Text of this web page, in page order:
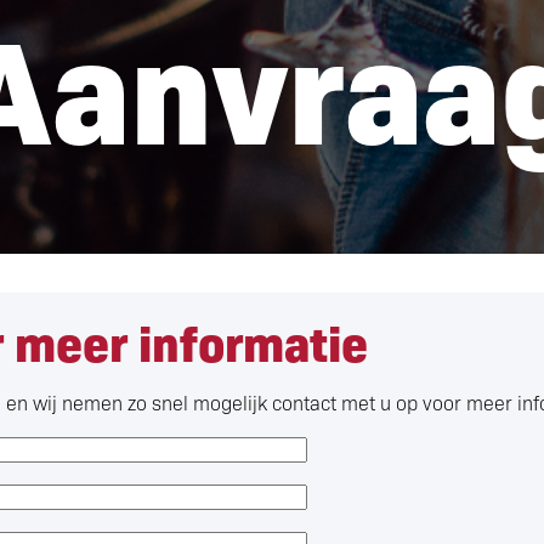
meer informatie
wij nemen zo snel mogelijk contact met u op voor meer